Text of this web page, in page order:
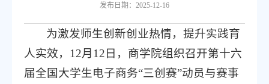
发布日期：2025-12-16
为激发师生创新创业热情，提升实践育
人实效，12月12日，商学院组织召开第十六
届全国大学生电子商务“三创赛”动员与赛事